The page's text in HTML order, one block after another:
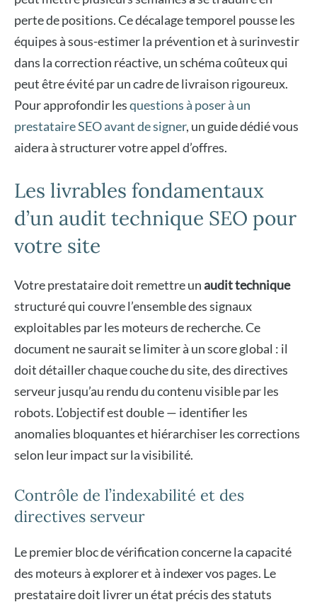
perte de positions. Ce décalage temporel pousse les
équipes à sous-estimer la prévention et à surinvestir
dans la correction réactive, un schéma coûteux qui
peut être évité par un cadre de livraison rigoureux.
Pour approfondir lesquestions à poser à un
prestataire SEO avant de signer, un guide dédié vous
aidera à structurer votre appel d’offres.
Les livrables fondamentaux
d’un audit technique SEO pour
votre site
Votre prestataire doit remettre unaudit technique
structuré qui couvre l’ensemble des signaux
exploitables par les moteurs de recherche. Ce
document ne saurait se limiter à un score global : il
doit détailler chaque couche du site, des directives
serveur jusqu’au rendu du contenu visible par les
robots. L’objectif est double — identifier les
anomalies bloquantes et hiérarchiser les corrections
selon leur impact sur la visibilité.
Contrôle de l’indexabilité et des
directives serveur
Le premier bloc de vérification concerne la capacité
des moteurs à explorer et à indexer vos pages. Le
prestataire doit livrer un état précis des statuts